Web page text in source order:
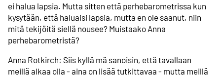
ei halua lapsia. Mutta sitten että perhebarometrissa kun
kysytään, että haluaisi lapsia, mutta en ole saanut, niin
mitä tekijöitä siellä nousee? Muistaako Anna
perhebarometristä?
Anna Rotkirch: Siis kyllä mä sanoisin, että tavallaan
meillä alkaa olla - aina on lisää tutkittavaa - mutta meillä